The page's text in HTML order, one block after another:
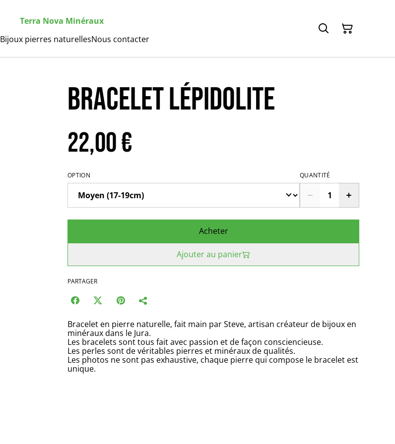
Terra Nova Minéraux
Bijoux pierres naturellesNous contacter
Bracelet Lépidolite
22,00 €
OPTION QUANTITÉ
Acheter
Ajouter au panier
PARTAGER
Bracelet en pierre naturelle, fait main par Steve, artisan créateur de bijoux en
minéraux dans le Jura.
Les bracelets sont tous fait avec passion et de façon consciencieuse.
Les perles sont de véritables pierres et minéraux de qualités.
Les photos ne sont pas exhaustive, chaque pierre qui compose le bracelet est
unique.